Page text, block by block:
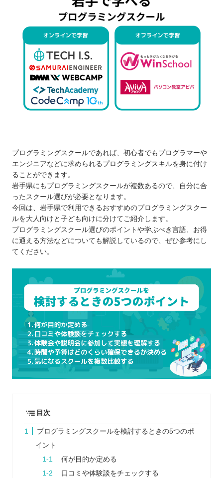
プログラミングスクールであれば、初心者でもプログラマーや
エンジニアなどに求められるプログラミングスキルを身に付け
ることができます。
岩手県にもプログラミングスクールが複数あるので、自分に合
ったスクール選びが必要となります。
今回は、岩手県で利用できるおすすめのプログラミングスクー
ルを大人向けと子ども向けに分けてご紹介します。
プログラミングスクール選びのポイントや学ぶべき言語、お得
に通える方法などについても解説しているので、ぜひ参考にし
てください。
目次
プログラミングスクールを検討するときの5つのポ
イント
何が目的か定める
口コミや体験談をチェックする